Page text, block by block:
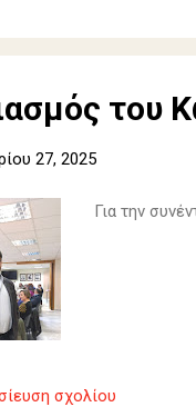
του
27, 2025
Για την
σχολίου